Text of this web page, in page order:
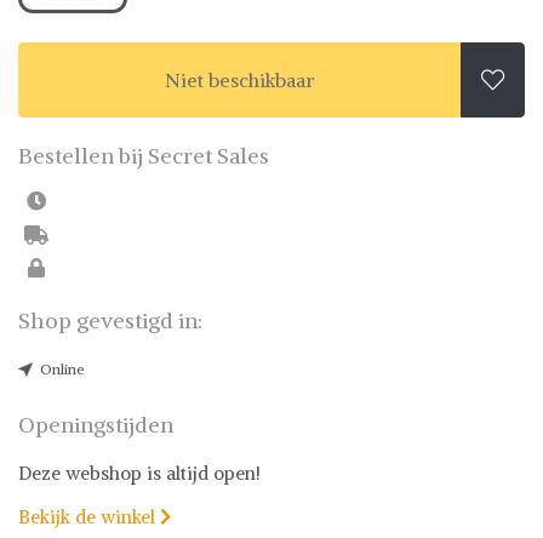
Niet beschikbaar 
Bestellen bij Secret Sales
Shop gevestigd in:
Online
Openingstijden
Deze webshop is altijd open!
Bekijk de winkel 